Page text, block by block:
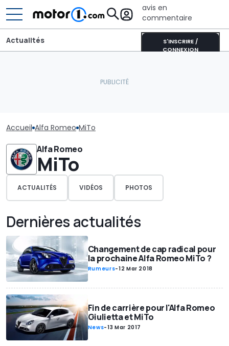
avis en
commentaire
S'INSCRIRE /
CONNEXION
Actualités
Accueil Alfa Romeo MiTo
Alfa Romeo
MiTo
ACTUALITÉS VIDÉOS PHOTOS
Dernières actualités
Changement de cap radical pour
la prochaine Alfa Romeo MiTo ?
Rumeurs-12 Mar 2018
Fin de carrière pour l'Alfa Romeo
Giulietta et MiTo
News-13 Mar 2017